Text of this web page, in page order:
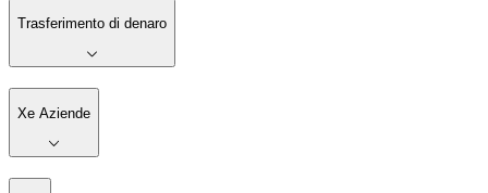
Trasferimento di denaro
Xe Aziende